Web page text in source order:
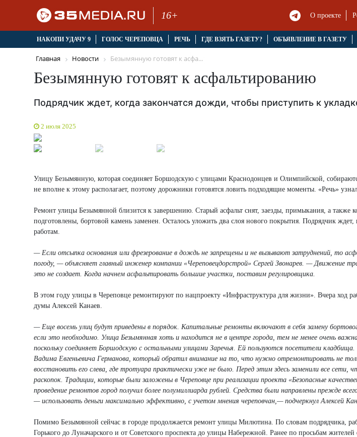
16+ О проекте
НАКОПИ УДАЧУ 9 ГОЛОС ЧЕРЕПОВЦА РЕЧЬ ГДЕ ВЗЯТЬ ГАЗЕТУ? ОБЪЯВЛЕНИЕ В ГАЗЕТУ
Главная Новости Безымянную готовят к асфа...
Безымянную готовят к асфальтированию
Подрядчик ждет, когда закончатся дожди, чтобы приступить к
2 июля 2025
Улицу Безымянную, которая соединяет Боршодскую с улицами Краснодонцев и Олимпийской,
не вполне к этому располагает, поэтому дорожники готовятся ловить подходящие моменты. «Речь»
Ремонт улицы Безымянной близится к завершению. Старый асфальт снят, заезды, примыкания, а также
подготовлены, бортовой камень заменен. Осталось уложить два слоя нового покрытия. Подрядчик ждет,
работам.
— Если отсыпка основания или фрезерование в дождь не запрещены и не вызывают затруднений, то
погоду, — объясняет главный инженер компании «Череповецдорстрой» Сергей Звонарев. — Движение
это не создает. Когда начнем асфальтировать большие участки, поставим регулировщика.
В этом году улицы в Череповце ремонтируют по нацпроекту «Инфраструктура для жизни». Вчера ход
думы Алексей Канаев.
— Еще восемь улиц будут приведены в порядок. Капитальные ремонты включают в себя замену
если это необходимо. Улица Безымянная хоть и находится не в центре города, тем не менее очень
поскольку соединяет Боршодскую с остальными улицами Заречья. Ей пользуются посетители кладбища.
Вадима Евгеньевича Германова, который обратил внимание на то, что нужно отремонтировать не
восстановить его слева, где тротуара практически уже не было. Перед этим здесь заменили все сети,
раскопок. Традиции, которые были заложены в Череповце при реализации проекта «Безопасные
проведение ремонтов город получил более полумиллиарда рублей. Средства были направлены прежде
— использовать деньги максимально эффективно, с учетом мнения череповчан,— подчеркнул Алексей
Помимо Безымянной сейчас в городе продолжается ремонт улицы Милютина. По словам подрядчика,
Горького до Луначарского и от Советского проспекта до улицы Набережной. Ранее по просьбам